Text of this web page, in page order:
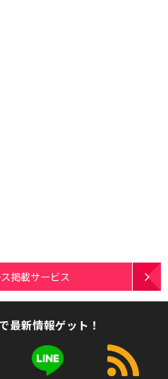
掲載サービス
最新情報ゲット！